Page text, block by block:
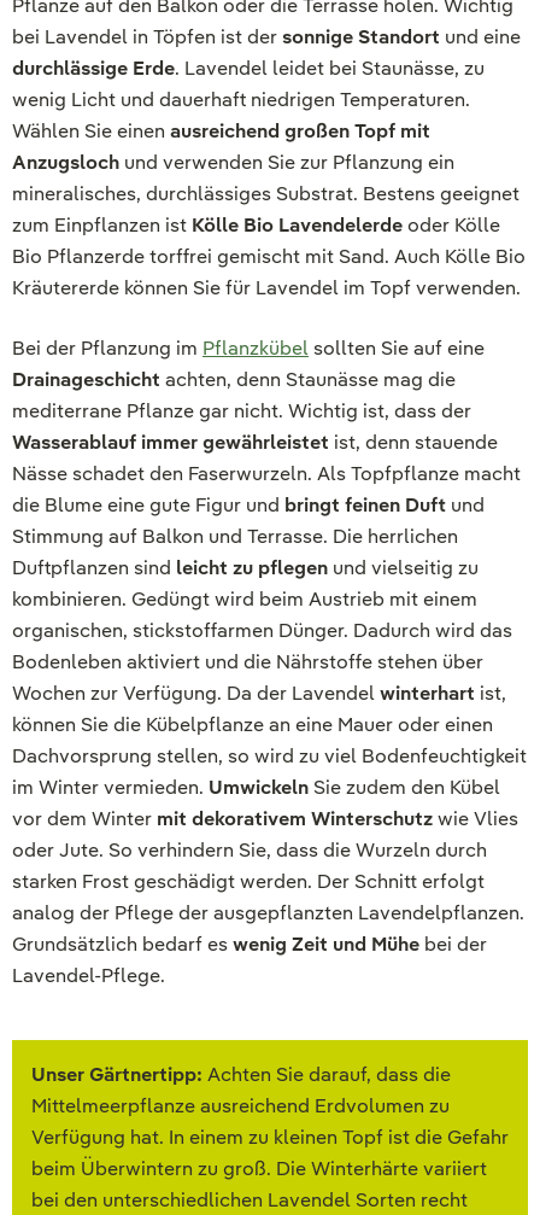
Pflanze auf den Balkon oder die Terrasse holen. Wichtig
bei Lavendel in Töpfen ist dersonnige Standort und eine
durchlässige Erde. Lavendel leidet bei Staunässe, zu
wenig Licht und dauerhaft niedrigen Temperaturen.
Wählen Sie einen ausreichend großen Topf mit
Anzugsloch und verwenden Sie zur Pflanzung ein
mineralisches, durchlässiges Substrat. Bestens geeignet
zum Einpflanzen ist Kölle Bio Lavendelerdeoder Kölle
Bio Pflanzerde torffrei gemischt mit Sand. Auch Kölle Bio
Kräutererde können Sie für Lavendel im Topf verwenden.
Bei der Pflanzung im Pflanzkübelsollten Sie auf eine
Drainageschicht achten, denn Staunässe mag die
mediterrane Pflanze gar nicht. Wichtig ist, dass der
Wasserablauf immer gewährleistet ist, denn stauende
Nässe schadet den Faserwurzeln. Als Topfpflanze macht
die Blume eine gute Figur und bringt feinen Duft und
Stimmung auf Balkon und Terrasse. Die herrlichen
Duftpflanzen sind leicht zu pflegen und vielseitig zu
kombinieren. Gedüngt wird beim Austrieb mit einem
organischen, stickstoffarmen Dünger. Dadurch wird das
Bodenleben aktiviert und die Nährstoffe stehen über
Wochen zur Verfügung. Da der Lavendelwinterhart ist,
können Sie die Kübelpflanze an eine Mauer oder einen
Dachvorsprung stellen, so wird zu viel Bodenfeuchtigkeit
im Winter vermieden. Umwickeln Sie zudem den Kübel
vor dem Winter mit dekorativem Winterschutzwie Vlies
oder Jute. So verhindern Sie, dass die Wurzeln durch
starken Frost geschädigt werden. Der Schnitt erfolgt
analog der Pflege der ausgepflanzten Lavendelpflanzen.
Grundsätzlich bedarf eswenig Zeit und Mühe bei der
Lavendel-Pflege.
Unser Gärtnertipp: Achten Sie darauf, dass die
Mittelmeerpflanze ausreichend Erdvolumen zu
Verfügung hat. In einem zu kleinen Topf ist die Gefahr
beim Überwintern zu groß. Die Winterhärte variiert
bei den unterschiedlichen Lavendel Sorten recht